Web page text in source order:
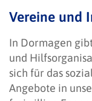
Vereine und
In Dormagen
und
sich für das
Angebote in